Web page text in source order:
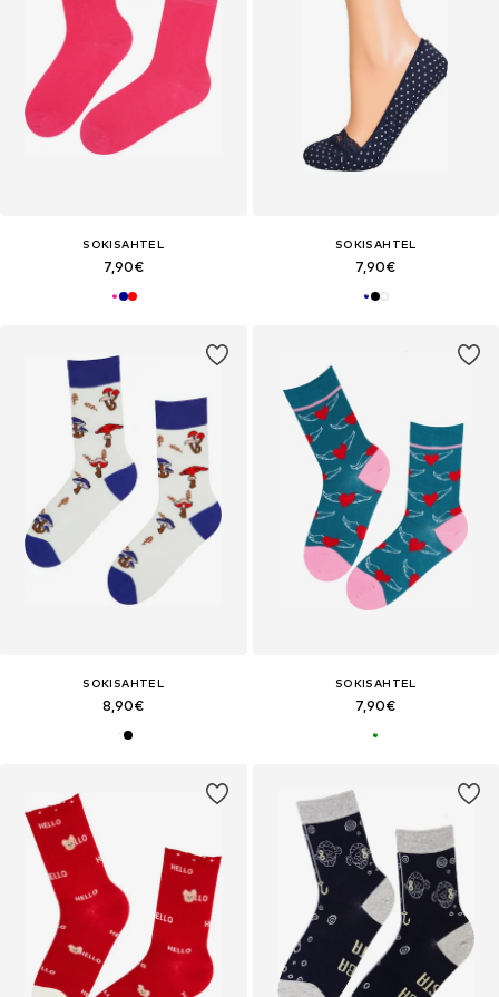
SOKISAHTEL
7,90€
SOKISAHTEL
7,90€
SOKISAHTEL
8,90€
SOKISAHTEL
7,90€